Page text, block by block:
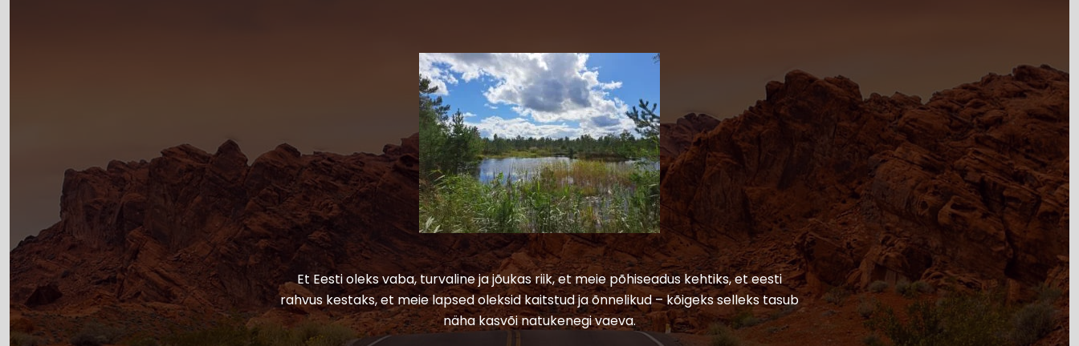
Et Eesti oleks vaba, turvaline ja jõukas riik, et meie põhiseadus kehtiks, et eesti
rahvus kestaks, et meie lapsed oleksid kaitstud ja õnnelikud – kõigeks selleks tasub
näha kasvõi natukenegi vaeva.